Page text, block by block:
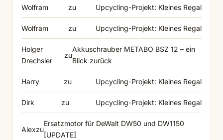
Wolfram zu Upcycling-Projekt: Kleines Regal
Wolfram zu Upcycling-Projekt: Kleines Regal
Holger
Drechsler
zu
Akkuschrauber METABO BSZ 12 – ein
Blick zurück
Harry zu Upcycling-Projekt: Kleines Regal
Dirk zu Upcycling-Projekt: Kleines Regal
Alexzu
Ersatzmotor für DeWalt DW50 und DW1150
[UPDATE]